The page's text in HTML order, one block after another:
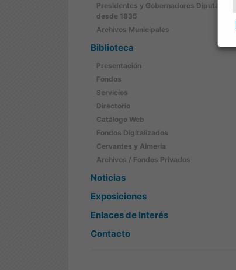
Presidentes y Gobernadores Diputación
desde 1835
Archivos Municipales
Biblioteca
Presentación
Fondos
Servicios
Directorio
Catálogo Web
Fondos Digitalizados
Cervantes y Almería
Archivos / Fondos Privados
Noticias
Exposiciones
Enlaces de Interés
Contacto